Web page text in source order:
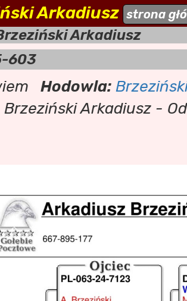
naszehodowle.pl
Arkadiusz strona
Arkadiusz
603
Hodowla:
Brzeziński Arkadiusz -